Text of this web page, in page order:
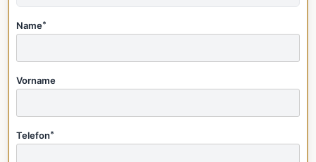
Name*
Vorname
Telefon*